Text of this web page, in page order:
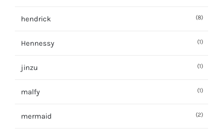
hendrick (8)
Hennessy (1)
jinzu (1)
malfy (1)
mermaid (2)